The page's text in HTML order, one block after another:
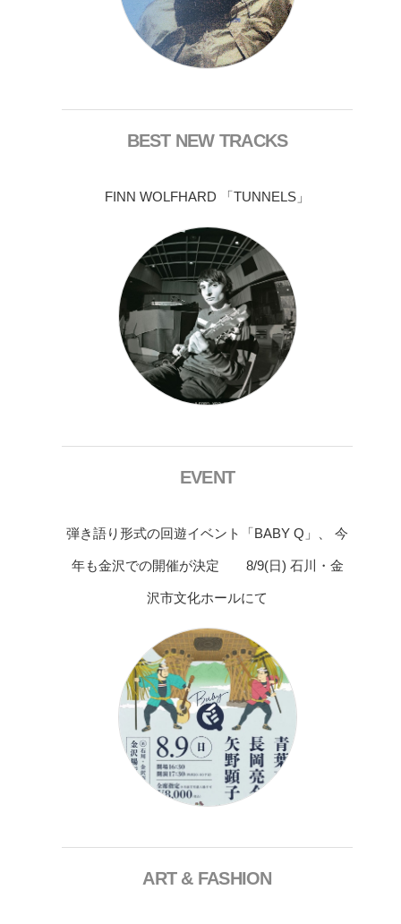
BEST NEW TRACKS
FINN WOLFHARD 「TUNNELS」
EVENT
弾き語り形式の回遊イベント「BABY Q」、 今
年も金沢での開催が決定 8/9(日) 石川・金
沢市文化ホールにて
ART & FASHION